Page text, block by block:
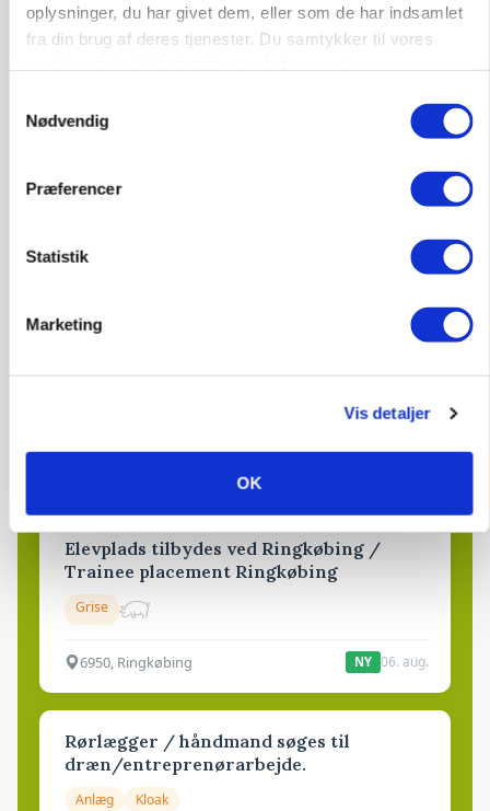
oplysninger, du har givet dem, eller som de har indsamlet
fra din brug af deres tjenester. Du samtykker til vores
Nødvendig
Præferencer
Statistik
Marketing
Vis detaljer
OK
Ny griseprognose kan give anledning til et nyt
budgettjek
MASKINER
Elevplads tilbydes ved Ringkøbing /
Trainee placement Ringkøbing
Grise
6950, Ringkøbing NY 06. aug.
Rørlægger / håndmand søges til
dræn/entreprenørarbejde.
Anlæg Kloak